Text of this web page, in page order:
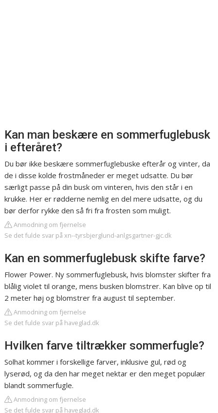
Kan man beskære en sommerfuglebusk
i efteråret?
Du bør ikke beskære sommerfuglebuske efterår og vinter, da
de i disse kolde frostmåneder er meget udsatte. Du bør
særligt passe på din busk om vinteren, hvis den står i en
krukke. Her er rødderne nemlig en del mere udsatte, og du
bør derfor rykke den så fri fra frosten som muligt.
Anmodning om fjernelse
Se det fulde svar på xn--tyrsbjerglund-anlgsgartner-gjc.dk
Kan en sommerfuglebusk skifte farve?
Flower Power. Ny sommerfuglebusk, hvis blomster skifter fra
blålig violet til orange, mens busken blomstrer. Kan blive op til
2 meter høj og blomstrer fra august til september.
Anmodning om fjernelse
Se det fulde svar på haveglad.dk
Hvilken farve tiltrækker sommerfugle?
Solhat kommer i forskellige farver, inklusive gul, rød og
lyserød, og da den har meget nektar er den meget populær
blandt sommerfugle.
Anmodning om fjernelse
Se det fulde svar på haveglad.dk